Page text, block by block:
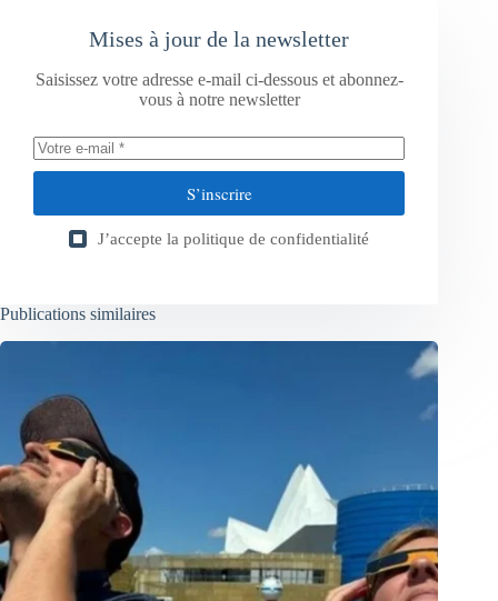
Mises à jour de la newsletter
Saisissez votre adresse e-mail ci-dessous et abonnez-
vous à notre newsletter
S’inscrire
J’accepte la politique de confidentialité
Publications similaires